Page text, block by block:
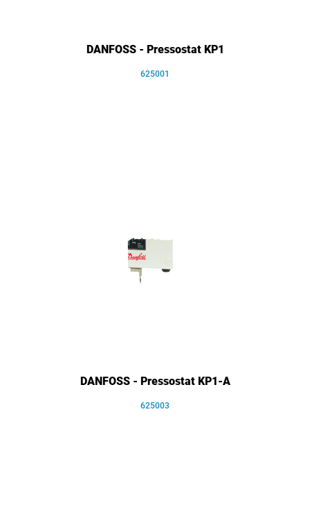
DANFOSS - Pressostat KP1
625001
DANFOSS - Pressostat KP1-A
625003